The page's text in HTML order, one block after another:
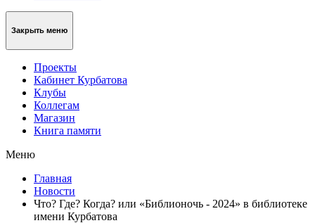
Закрыть меню
Проекты
Кабинет Курбатова
Клубы
Коллегам
Магазин
Книга памяти
Меню
Главная
Новости
Что? Где? Когда? или «Библионочь - 2024» в библиотеке
имени Курбатова